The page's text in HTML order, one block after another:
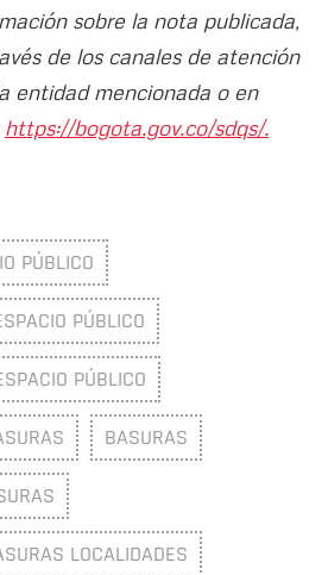
sobre la nota publicada,
de los canales de atención
entidad mencionada o en
https://bogota.gov.co/sdqs/.
PÚBLICO
PÚBLICO
PÚBLICO
BASURAS
LOCALIDADES